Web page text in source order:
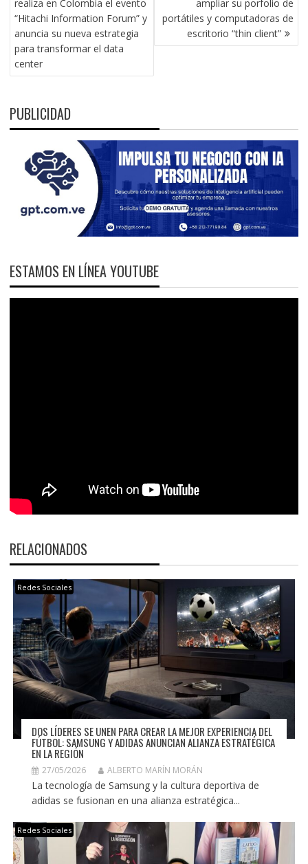
ENTRADAS
realiza en Colombia el evento
“Hitachi Information Forum” y
anuncia su nueva estrategia
para transformar el data
center
ampliar su porfolio de
portátiles y computadoras de
escritorio “thin client”
PUBLICIDAD
ESTAMOS EN LÍNEA YOUTUBE
RELACIONADOS
Redes Sociales
DOS LÍDERES SE UNEN PARA CREAR LA MEJOR EXPERIENCIA DEL
FÚTBOL: SAMSUNG Y ADIDAS ANUNCIAN ALIANZA ESTRATÉGICA
EN LA REGIÓN
27/05/2026 ALBERTO MARÍN MORÁN
La tecnología de Samsung y la cultura deportiva de
adidas se fusionan en una alianza estratégica...
Redes Sociales